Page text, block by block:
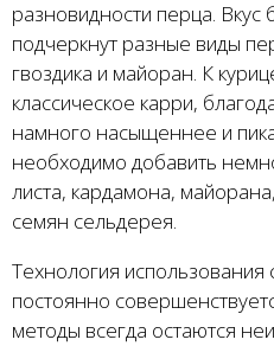
разновидности перца.
подчеркнут разные виды
гвоздика и майоран. К
классическое карри,
намного насыщеннее и
необходимо добавить
листа, кардамона,
семян сельдерея.
Технология использования
постоянно
методы всегда остаются